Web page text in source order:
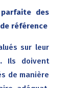
des
référence
sur leur
Ils doivent
de manière